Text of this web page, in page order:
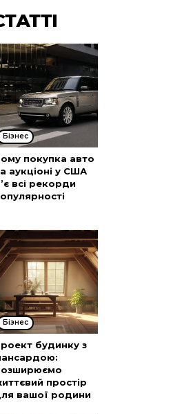
Бізнес
покупка авто
аукціоні у США
всі рекорди
Бізнес
будинку з
простір
вашої родини